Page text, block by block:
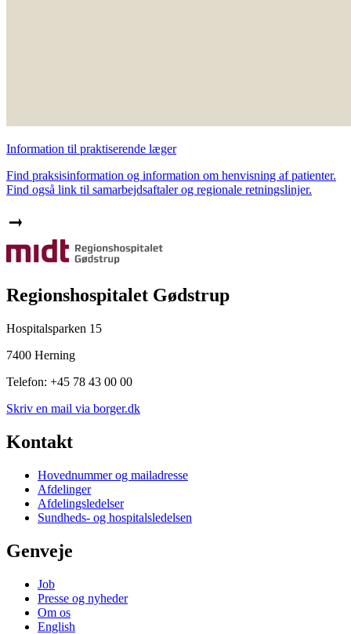
Information til praktiserende læger
Find praksisinformation og information om henvisning af patienter.
Find også link til samarbejdsaftaler og regionale retningslinjer.
Regionshospitalet Gødstrup
Hospitalsparken 15
7400 Herning
Telefon: +45 78 43 00 00
Skriv en mail via borger.dk
Kontakt
Hovednummer og mailadresse
Afdelinger
Afdelingsledelser
Sundheds- og hospitalsledelsen
Genveje
Job
Presse og nyheder
Om os
English